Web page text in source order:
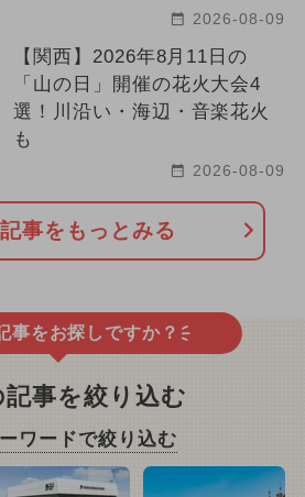
2026-08-09
【関西】2026年8月11日の
「山の日」開催の花火大会4
選！川沿い・海辺・音楽花火
も
2026-08-09
事をもっとみる
事をお探しですか？
記事を絞り込む
ワードで絞り込む